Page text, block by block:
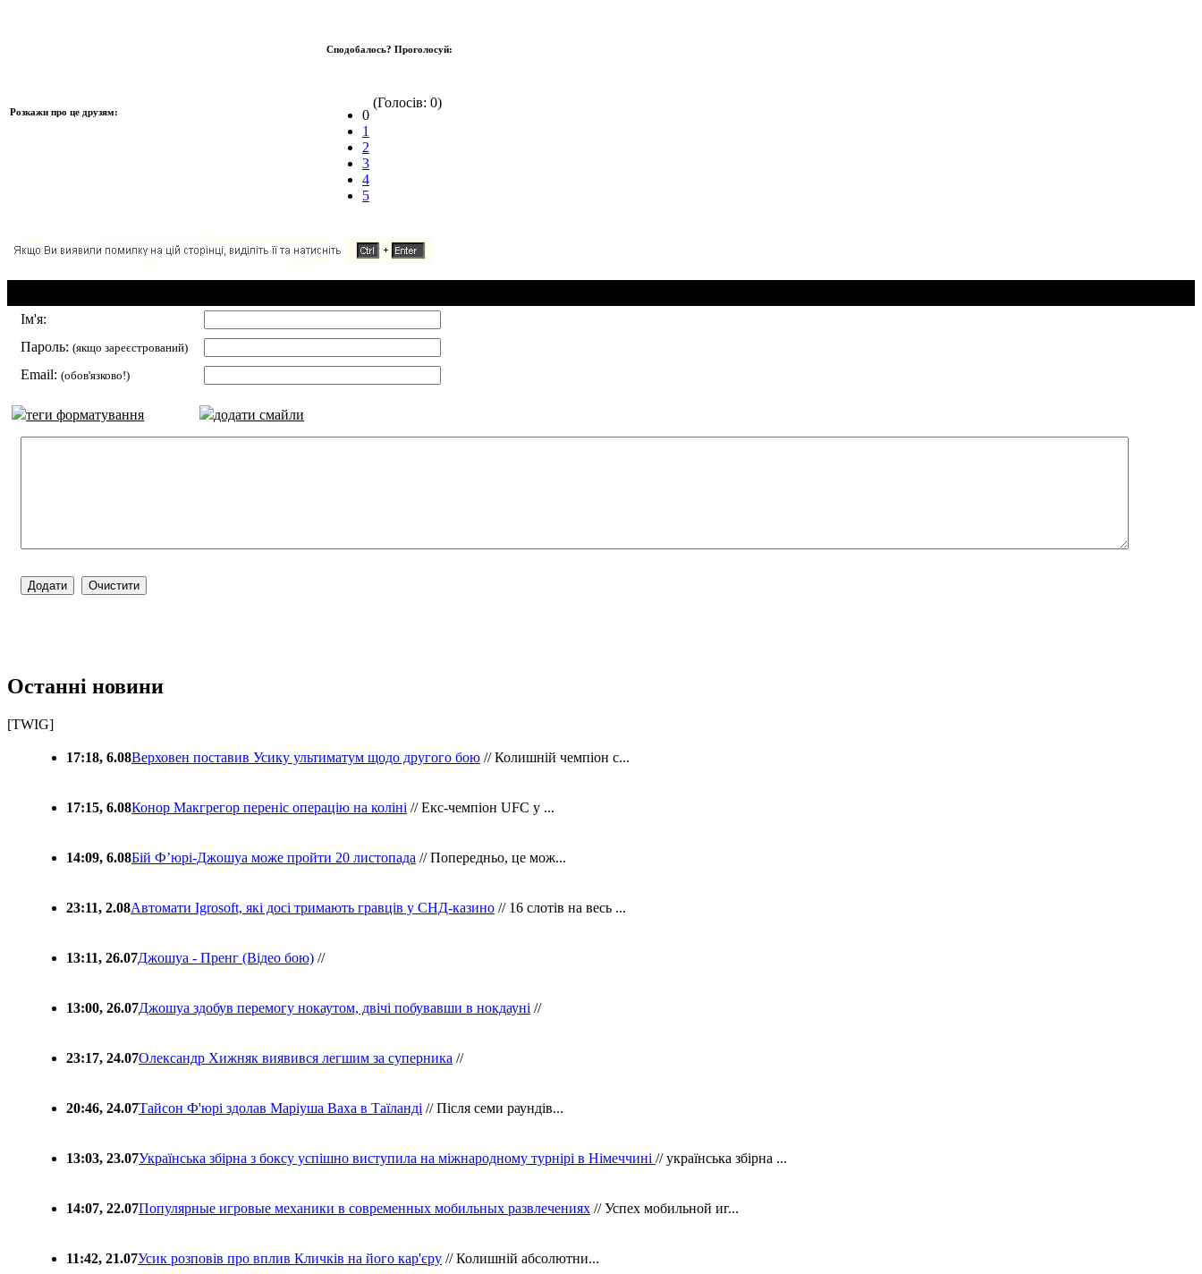
Розкажи про це друзям:
Сподобалось? Проголосуй:
0
1
2
3
4
5
(Голосів: 0)
Ім'я:
Пароль: (якщо зареєстрований)
Email: (обов'язково!)
теги форматування додати смайли
Останні новини
[TWIG]
17:18, 6.08Верховен поставив Усику ультиматум щодо другого бою // Колишній чемпіон с...
17:15, 6.08Конор Макгрегор переніс операцію на коліні // Екс-чемпіон UFC у ...
14:09, 6.08Бій Ф’юрі-Джошуа може пройти 20 листопада // Попередньо, це мож...
23:11, 2.08Автомати Igrosoft, які досі тримають гравців у СНД-казино // 16 слотів на весь ...
13:11, 26.07Джошуа - Пренг (Відео бою) //
13:00, 26.07Джошуа здобув перемогу нокаутом, двічі побувавши в нокдауні //
23:17, 24.07Олександр Хижняк виявився легшим за суперника //
20:46, 24.07Тайсон Ф'юрі здолав Маріуша Ваха в Таїланді // Після семи раундів...
13:03, 23.07Українська збірна з боксу успішно виступила на міжнародному турнірі в Німеччині // українська збірна ...
14:07, 22.07Популярные игровые механики в современных мобильных развлечениях // Успех мобильной иг...
11:42, 21.07Усик розповів про вплив Кличків на його кар'єру // Колишній абсолютни...